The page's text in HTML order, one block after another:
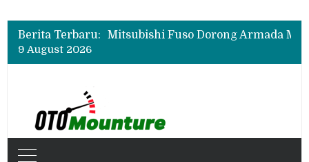
Berita Terbaru:
9 August 2026